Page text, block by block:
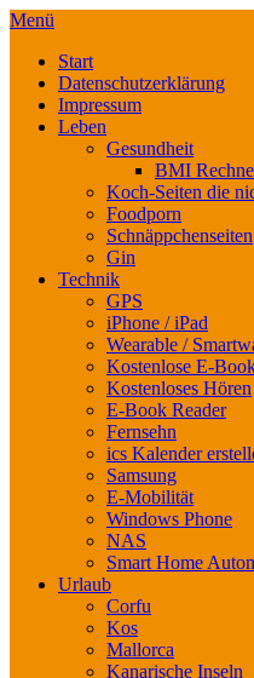
Menü
Start
Datenschutzerklärung
Impressum
Leben
Gesundheit
BMI
Koch-Seiten die
Foodporn
Schnäppchenseiten
Gin
Technik
GPS
iPhone / iPad
Wearable /
Kostenlose E-
Kostenloses Hören
E-Book Reader
Fernsehn
ics Kalender
Samsung
E-Mobilität
Windows Phone
NAS
Smart Home
Urlaub
Corfu
Kos
Mallorca
Kanarische Inseln